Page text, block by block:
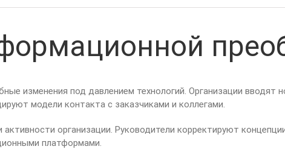
изменения под давлением технологий. Организации
модели контакта с заказчиками и коллегами.
активности организации. Руководители корректируют
платформами.